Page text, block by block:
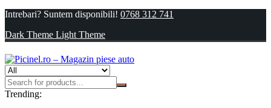
Intrebari? Suntem disponibili! 0768 312 741
Dark Theme Light Theme
Trending: